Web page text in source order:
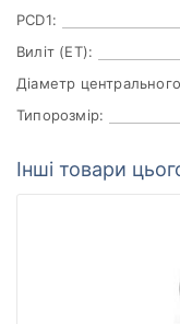
PCD1:
Виліт (ET):
Діаметр
Типорозмір:
Інші товари